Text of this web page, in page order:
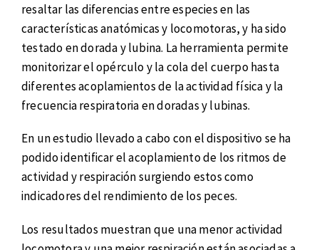
resaltar las diferencias entre especies en las
características anatómicas y locomotoras, y ha sido
testado en dorada y lubina. La herramienta permite
monitorizar el opérculo y la cola del cuerpo hasta
diferentes acoplamientos de la actividad física y la
frecuencia respiratoria en doradas y lubinas.
En un estudio llevado a cabo con el dispositivo se ha
podido identificar el acoplamiento de los ritmos de
actividad y respiración surgiendo estos como
indicadores del rendimiento de los peces.
Los resultados muestran que una menor actividad